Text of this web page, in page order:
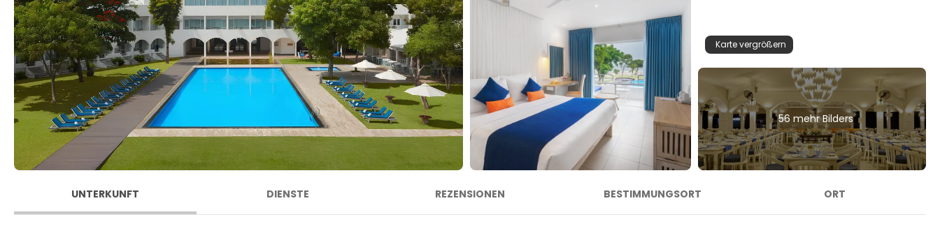
Karte vergrößern
56 mehr Bilders
UNTERKUNFT DIENSTE REZENSIONEN BESTIMMUNGSORT ORT